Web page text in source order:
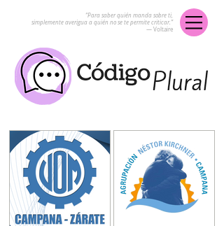
“Para saber quién manda sobre ti,
simplemente averigua a quién no se te permite criticar.”
― Voltaire